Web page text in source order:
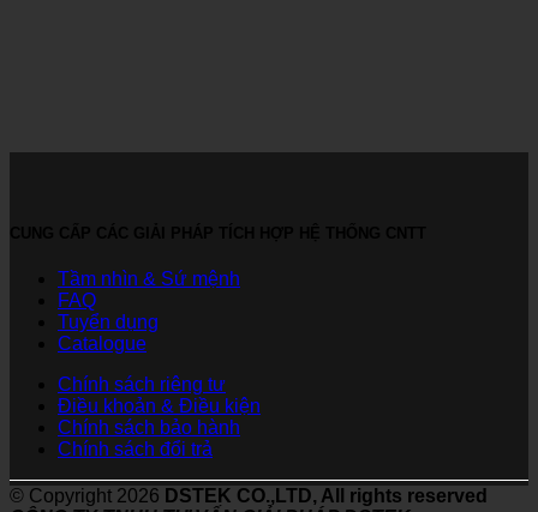
Tầm nhìn & Sứ mệnh
FAQ
Tuyển dụng
Catalogue
Chính sách riêng tư
Điều khoản & Điều kiện
Chính sách bảo hành
Chính sách đổi trả
© Copyright 2026 DSTEK CO.,LTD, All rights reserved